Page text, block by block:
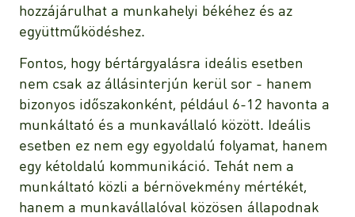
hozzájárulhat a munkahelyi békéhez és az
együttműködéshez.
Fontos, hogy bértárgyalásra ideális esetben
nem csak az állásinterjún kerül sor - hanem
bizonyos időszakonként, például 6-12 havonta a
munkáltató és a munkavállaló között. Ideális
esetben ez nem egy egyoldalú folyamat, hanem
egy kétoldalú kommunikáció. Tehát nem a
munkáltató közli a bérnövekmény mértékét,
hanem a munkavállalóval közösen állapodnak